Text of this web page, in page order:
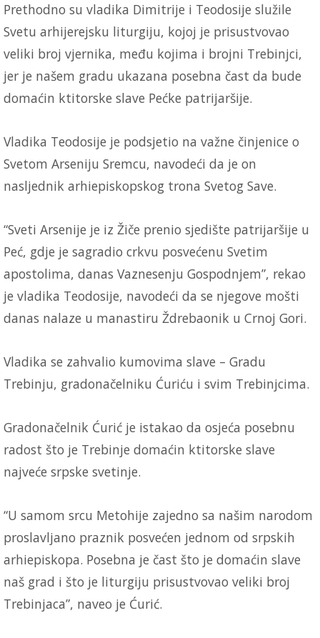
Prethodno su vladika Dimitrije i Teodosije služile
Svetu arhijerejsku liturgiju, kojoj je prisustvovao
veliki broj vjernika, među kojima i brojni Trebinjci,
jer je našem gradu ukazana posebna čast da bude
domaćin ktitorske slave Pećke patrijaršije.
Vladika Teodosije je podsjetio na važne činjenice o
Svetom Arseniju Sremcu, navodeći da je on
nasljednik arhiepiskopskog trona Svetog Save.
“Sveti Arsenije je iz Žiče prenio sjedište patrijaršije u
Peć, gdje je sagradio crkvu posvećenu Svetim
apostolima, danas Vaznesenju Gospodnjem”, rekao
je vladika Teodosije, navodeći da se njegove mošti
danas nalaze u manastiru Ždrebaonik u Crnoj Gori.
Vladika se zahvalio kumovima slave – Gradu
Trebinju, gradonačelniku Ćuriću i svim Trebinjcima.
Gradonačelnik Ćurić je istakao da osjeća posebnu
radost što je Trebinje domaćin ktitorske slave
najveće srpske svetinje.
“U samom srcu Metohije zajedno sa našim narodom
proslavljano praznik posvećen jednom od srpskih
arhiepiskopa. Posebna je čast što je domaćin slave
naš grad i što je liturgiju prisustvovao veliki broj
Trebinjaca”, naveo je Ćurić.